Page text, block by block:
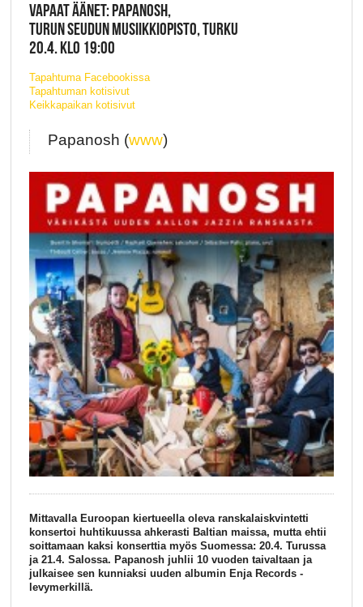
VAPAAT ÄÄNET: PAPANOSH,
TURUN SEUDUN MUSIIKKIOPISTO, TURKU
20.4. KLO 19:00
Tapahtuma Facebookissa
Tapahtuman kotisivut
Keikkapaikan kotisivut
Papanosh (www)
Mittavalla Euroopan kiertueella oleva ranskalaiskvintetti
konsertoi huhtikuussa ahkerasti Baltian maissa, mutta ehtii
soittamaan kaksi konserttia myös Suomessa: 20.4. Turussa
ja 21.4. Salossa. Papanosh juhlii 10 vuoden taivaltaan ja
julkaisee sen kunniaksi uuden albumin Enja Records -
levymerkillä.